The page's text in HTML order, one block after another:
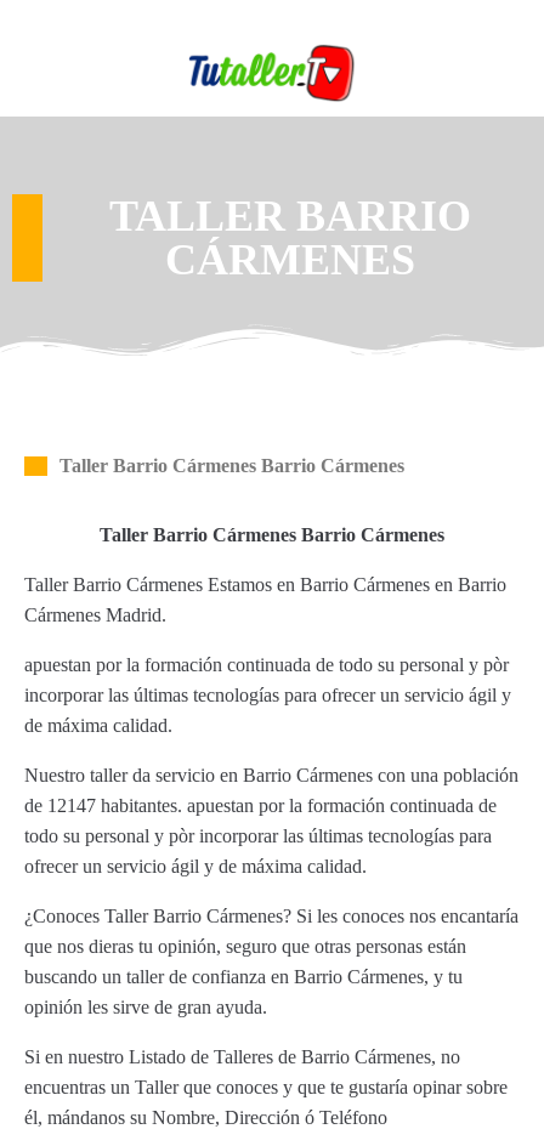
TALLER BARRIO
CÁRMENES
Taller Barrio Cármenes Barrio Cármenes
Taller Barrio Cármenes Barrio Cármenes
Taller Barrio Cármenes Estamos en Barrio Cármenes en Barrio
Cármenes Madrid.
apuestan por la formación continuada de todo su personal y pòr
incorporar las últimas tecnologías para ofrecer un servicio ágil y
de máxima calidad.
Nuestro taller da servicio en Barrio Cármenes con una población
de 12147 habitantes. apuestan por la formación continuada de
todo su personal y pòr incorporar las últimas tecnologías para
ofrecer un servicio ágil y de máxima calidad.
¿Conoces Taller Barrio Cármenes? Si les conoces nos encantaría
que nos dieras tu opinión, seguro que otras personas están
buscando un taller de confianza en Barrio Cármenes, y tu
opinión les sirve de gran ayuda.
Si en nuestro Listado de Talleres de Barrio Cármenes, no
encuentras un Taller que conoces y que te gustaría opinar sobre
él, mándanos su Nombre, Dirección ó Teléfono